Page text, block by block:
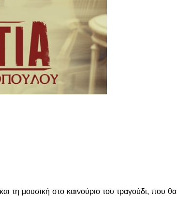
τη μουσική στο καινούριο του τραγούδι, που θα